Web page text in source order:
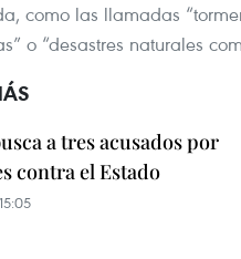
como las llamadas
o “desastres naturales
a tres acusados por
contra el Estado